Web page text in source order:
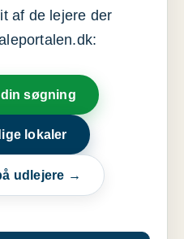
af de lejere der
søgning
lokaler
udlejere →